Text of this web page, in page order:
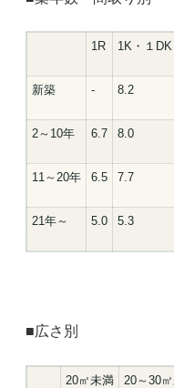
1R 1K・１DK
新築 - 8.2
2～10年 6.7 8.0
11～20年 6.5 7.7
21年～ 5.0 5.3
■広さ別
20㎡未満 20～30